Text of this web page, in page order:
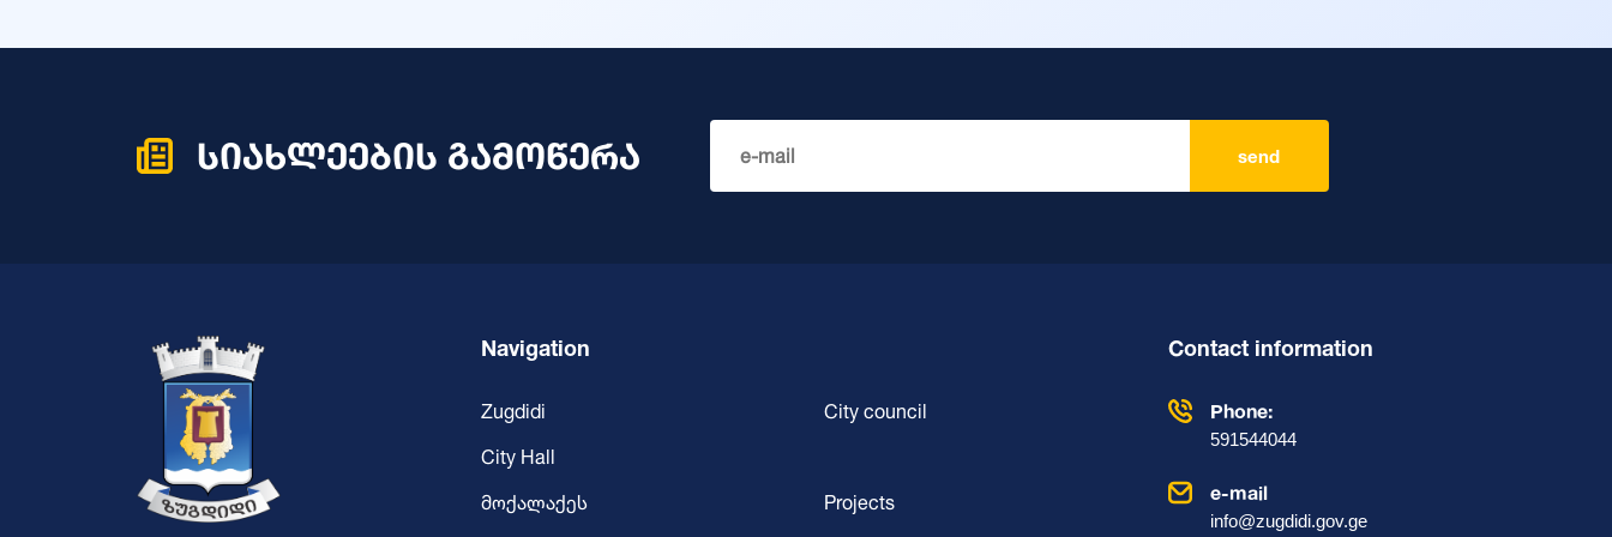
სიახლეების გამოწერა send
Navigation
Zugdidi
City Hall
City council
მოქალაქეს
Projects
Contact information
Phone:
591544044
e-mail
info@zugdidi.gov.ge